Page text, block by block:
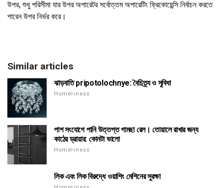
উপর, শুধু পরিসীমা যার উপর অপারেটর সর্বোত্তম অপারেটিং ফ্রিকোয়েন্সি নির্বাচন করতে
পারেন উপর নির্ভর করে।
Similar articles
ঝাড়বাতি pripotolochnye: বৈচিত্র্য ও সুবিধা
Homeliness
পাশ সংযোগে পানি উত্তপ্ত গামছা রেল। তোয়ালে রাখার জন্য
কাঠের ড্রায়ার: কোনটা ভালো
Homeliness
লিক এবং লিক বিরুদ্ধে ওয়াশিং মেশিনের সুরক্ষা